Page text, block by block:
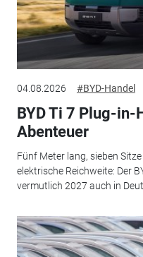
04.08.2026 #BYD-Handel
BYD Ti 7 Plug-in-
Abenteuer
Fünf Meter lang, sieben
elektrische Reichweite: Der
vermutlich 2027 auch in